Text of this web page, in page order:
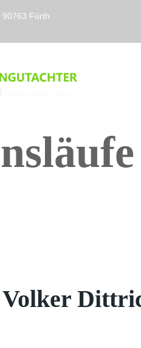
90763 Fürth
Volker